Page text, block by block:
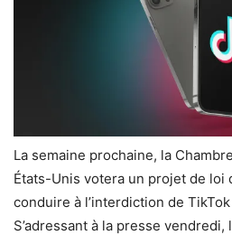
La semaine prochaine, la
États-Unis votera un projet de loi
conduire à l’interdiction de
S’adressant à la presse